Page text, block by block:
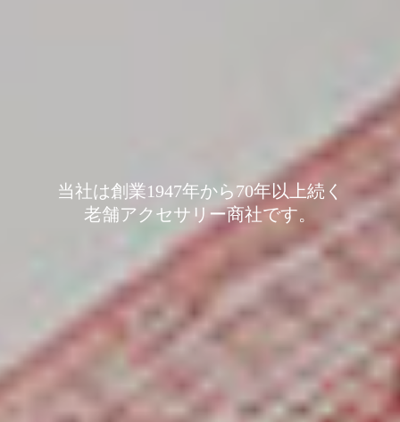
当社は創業1947年から70年以上続く
老舗アクセサリー商社です。